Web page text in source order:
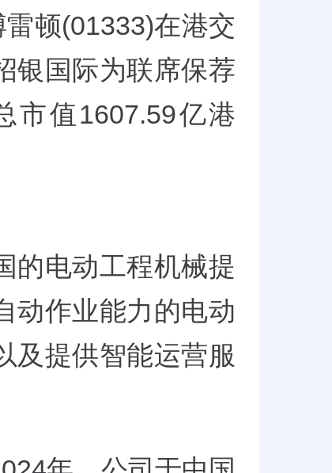
顿(01333)在港交
银国际为联席保荐
市值1607.59亿港
的电动工程机械提
动作业能力的电动
及提供智能运营服